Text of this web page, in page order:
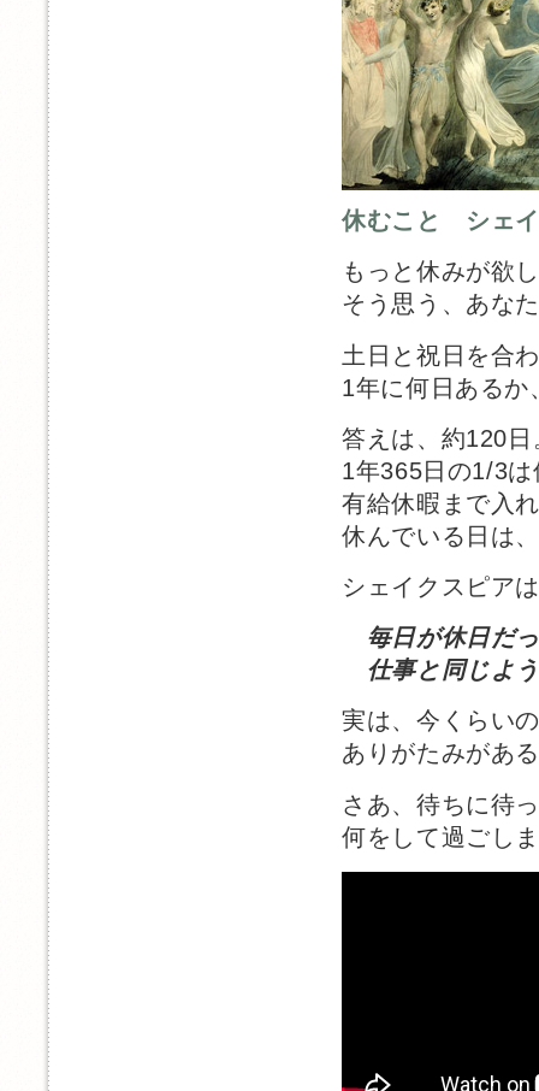
休むこと シェ
もっと休みが欲
そう思う、あな
土日と祝日を合
1年に何日あるか
答えは、約120
1年365日の1/3
有給休暇まで入
休んでいる日は
シェイクスピア
毎日が休日だ
仕事と同じよ
実は、今くらい
ありがたみがあ
さあ、待ちに待
何をして過ごし